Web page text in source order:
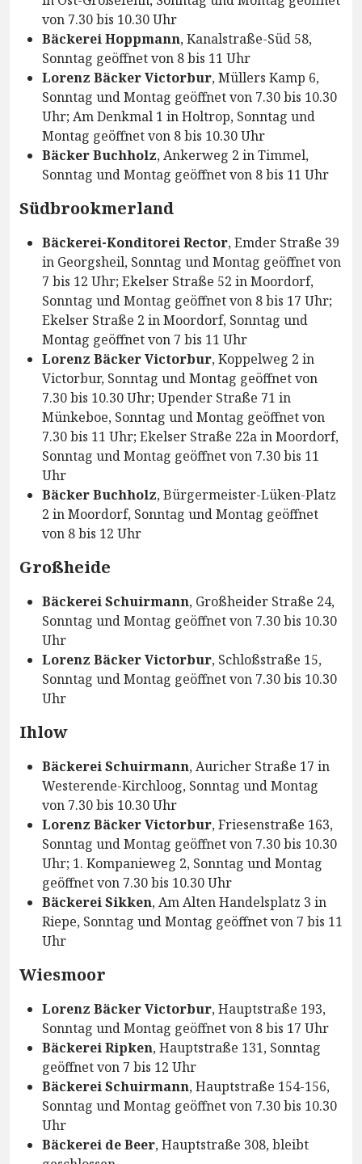
von 7.30 bis 10.30 Uhr
Bäckerei Hoppmann, Kanalstraße-Süd 58,
Sonntag geöffnet von 8 bis 11 Uhr
Lorenz Bäcker Victorbur, Müllers Kamp 6,
Sonntag und Montag geöffnet von 7.30 bis 10.30
Uhr; Am Denkmal 1 in Holtrop, Sonntag und
Montag geöffnet von 8 bis 10.30 Uhr
Bäcker Buchholz, Ankerweg 2 in Timmel,
Sonntag und Montag geöffnet von 8 bis 11 Uhr
Südbrookmerland
Bäckerei-Konditorei Rector, Emder Straße 39
in Georgsheil, Sonntag und Montag geöffnet von
7 bis 12 Uhr; Ekelser Straße 52 in Moordorf,
Sonntag und Montag geöffnet von 8 bis 17 Uhr;
Ekelser Straße 2 in Moordorf, Sonntag und
Montag geöffnet von 7 bis 11 Uhr
Lorenz Bäcker Victorbur, Koppelweg 2 in
Victorbur, Sonntag und Montag geöffnet von
7.30 bis 10.30 Uhr; Upender Straße 71 in
Münkeboe, Sonntag und Montag geöffnet von
7.30 bis 11 Uhr; Ekelser Straße 22a in Moordorf,
Sonntag und Montag geöffnet von 7.30 bis 11
Uhr
Bäcker Buchholz, Bürgermeister-Lüken-Platz
2 in Moordorf, Sonntag und Montag geöffnet
von 8 bis 12 Uhr
Großheide
Bäckerei Schuirmann, Großheider Straße 24,
Sonntag und Montag geöffnet von 7.30 bis 10.30
Uhr
Lorenz Bäcker Victorbur, Schloßstraße 15,
Sonntag und Montag geöffnet von 7.30 bis 10.30
Uhr
Ihlow
Bäckerei Schuirmann, Auricher Straße 17 in
Westerende-Kirchloog, Sonntag und Montag
von 7.30 bis 10.30 Uhr
Lorenz Bäcker Victorbur, Friesenstraße 163,
Sonntag und Montag geöffnet von 7.30 bis 10.30
Uhr; 1. Kompanieweg 2, Sonntag und Montag
geöffnet von 7.30 bis 10.30 Uhr
Bäckerei Sikken, Am Alten Handelsplatz 3 in
Riepe, Sonntag und Montag geöffnet von 7 bis 11
Uhr
Wiesmoor
Lorenz Bäcker Victorbur, Hauptstraße 193,
Sonntag und Montag geöffnet von 8 bis 17 Uhr
Bäckerei Ripken, Hauptstraße 131, Sonntag
geöffnet von 7 bis 12 Uhr
Bäckerei Schuirmann, Hauptstraße 154-156,
Sonntag und Montag geöffnet von 7.30 bis 10.30
Uhr
Bäckerei de Beer, Hauptstraße 308, bleibt